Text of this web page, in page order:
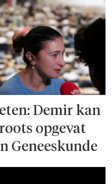
Demir kan
opgevat
Geneeskunde